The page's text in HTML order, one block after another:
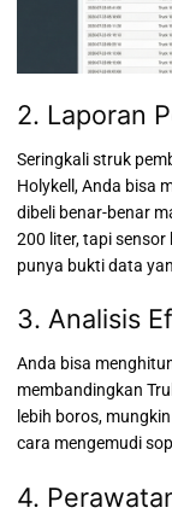
2. Laporan
Seringkali struk
Holykell, Anda bisa
dibeli benar-benar
200 liter, tapi sensor
punya bukti data
3. Analisis
Anda bisa
membandingkan
lebih boros,
cara mengemudi
4.